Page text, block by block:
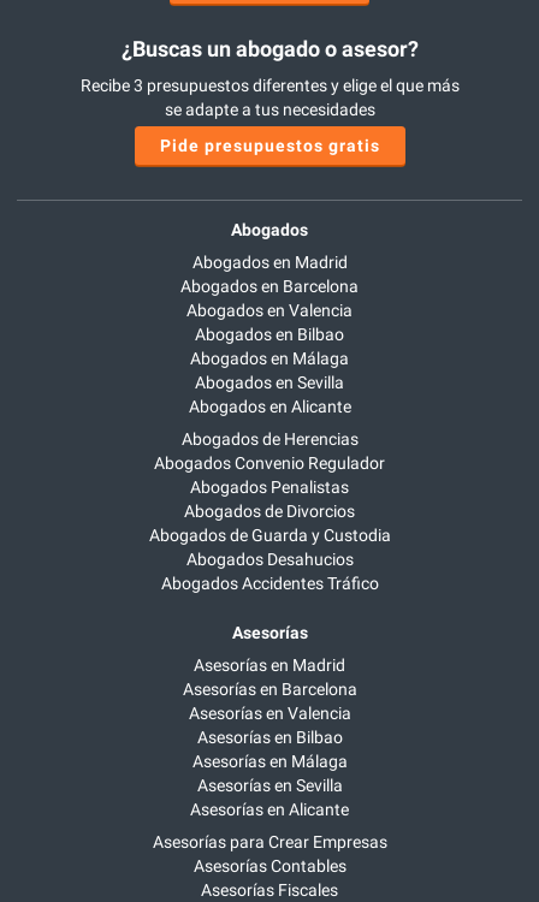
¿Buscas un abogado o asesor?
Recibe 3 presupuestos diferentes y elige el que más
se adapte a tus necesidades
Pide presupuestos gratis
Abogados
Abogados en Madrid
Abogados en Barcelona
Abogados en Valencia
Abogados en Bilbao
Abogados en Málaga
Abogados en Sevilla
Abogados en Alicante
Abogados de Herencias
Abogados Convenio Regulador
Abogados Penalistas
Abogados de Divorcios
Abogados de Guarda y Custodia
Abogados Desahucios
Abogados Accidentes Tráfico
Asesorías
Asesorías en Madrid
Asesorías en Barcelona
Asesorías en Valencia
Asesorías en Bilbao
Asesorías en Málaga
Asesorías en Sevilla
Asesorías en Alicante
Asesorías para Crear Empresas
Asesorías Contables
Asesorías Fiscales